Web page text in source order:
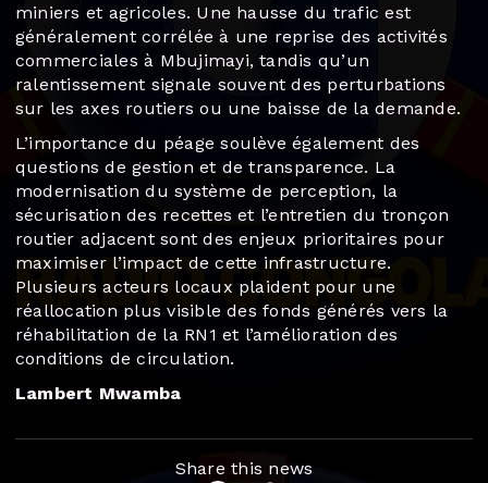
miniers et agricoles. Une hausse du trafic est
généralement corrélée à une reprise des activités
commerciales à Mbujimayi, tandis qu’un
ralentissement signale souvent des perturbations
sur les axes routiers ou une baisse de la demande.
L’importance du péage soulève également des
questions de gestion et de transparence. La
modernisation du système de perception, la
sécurisation des recettes et l’entretien du tronçon
routier adjacent sont des enjeux prioritaires pour
maximiser l’impact de cette infrastructure.
Plusieurs acteurs locaux plaident pour une
réallocation plus visible des fonds générés vers la
réhabilitation de la RN1 et l’amélioration des
conditions de circulation.
Lambert Mwamba
Share this news